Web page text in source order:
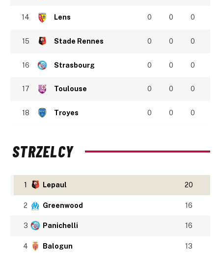
14 Lens 0 0 0
15 Stade Rennes 0 0 0
16 Strasbourg 0 0 0
17 Toulouse 0 0 0
18 Troyes 0 0 0
STRZELCY
1 Lepaul 20
2 Greenwood 16
3 Panichelli 16
4 Balogun 13